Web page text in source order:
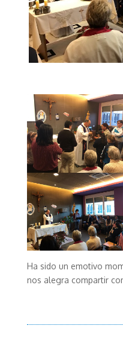
Ha sido un emotivo
nos alegra compartir